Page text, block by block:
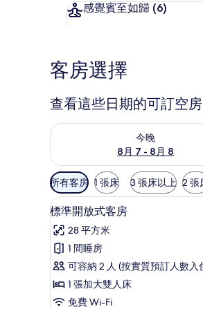
感覺賓至如歸 (6)
客房選擇
查看這些日期的可訂空房
今晚
8月 7 - 8月 8
查看今晚 8月 7 - 8月 8的可訂空
可
用
嘅
客
房
篩
選
條
件
所有客房 1 張床 3 張床以上 2 張
載
入
所
有
標
準
標
11
標準開放式客房
28 平方米
1 間睡房
可容納 2 人 (按實質預訂人數入
1 張加大雙人床
免費 Wi-Fi